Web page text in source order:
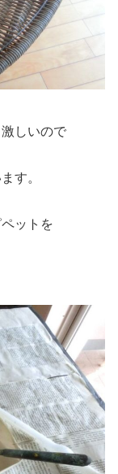
しいので
す。
ットを